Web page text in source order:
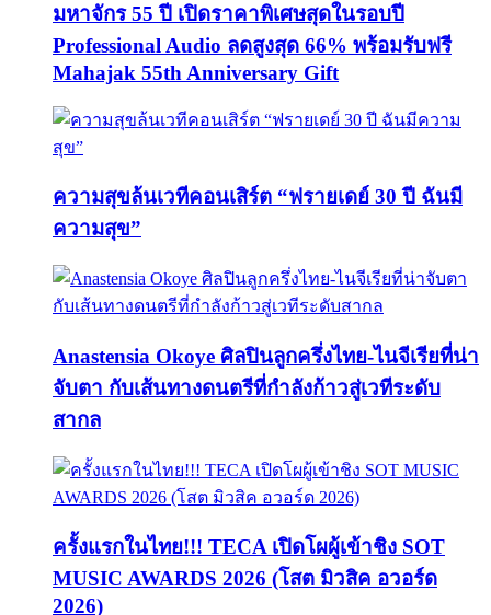
มหาจักร 55 ปี เปิดราคาพิเศษสุดในรอบปี
Professional Audio ลดสูงสุด 66% พร้อมรับฟรี
Mahajak 55th Anniversary Gift
ความสุขล้นเวทีคอนเสิร์ต “ฟรายเดย์ 30 ปี ฉันมี
ความสุข”
Anastensia Okoye ศิลปินลูกครึ่งไทย-ไนจีเรียที่น่า
จับตา กับเส้นทางดนตรีที่กำลังก้าวสู่เวทีระดับ
สากล
ครั้งแรกในไทย!!! TECA เปิดโผผู้เข้าชิง SOT
MUSIC AWARDS 2026 (โสต มิวสิค อวอร์ด
2026)